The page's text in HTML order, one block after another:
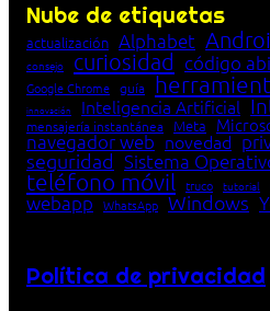
Nube de etiquetas
actualización Alphabet
consejo
curiosidad código
Google Chrome guía
innovación Inteligencia Artificial
mensajería instantánea Meta
navegador web novedad
seguridad Sistema
teléfono móvil truco tutorial
webapp WhatsApp Windows
Política de privacidad